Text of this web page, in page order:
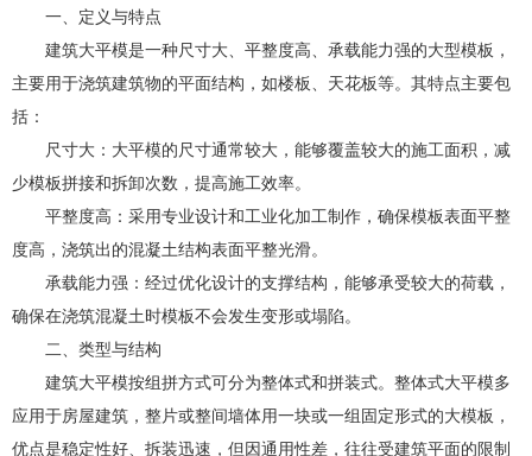
一、定义与特点
建筑大平模是一种尺寸大、平整度高、承载能力强的大型模板，
主要用于浇筑建筑物的平面结构，如楼板、天花板等。其特点主要包
括：
尺寸大：大平模的尺寸通常较大，能够覆盖较大的施工面积，减
少模板拼接和拆卸次数，提高施工效率。
平整度高：采用专业设计和工业化加工制作，确保模板表面平整
度高，浇筑出的混凝土结构表面平整光滑。
承载能力强：经过优化设计的支撑结构，能够承受较大的荷载，
确保在浇筑混凝土时模板不会发生变形或塌陷。
二、类型与结构
建筑大平模按组拼方式可分为整体式和拼装式。整体式大平模多
应用于房屋建筑，整片或整间墙体用一块或一组固定形式的大模板，
优点是稳定性好、拆装迅速，但因通用性差，往往受建筑平面的限制